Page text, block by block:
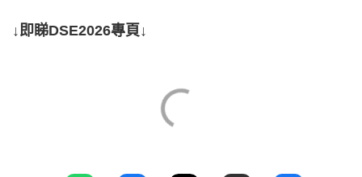
↓即睇DSE2026專頁↓